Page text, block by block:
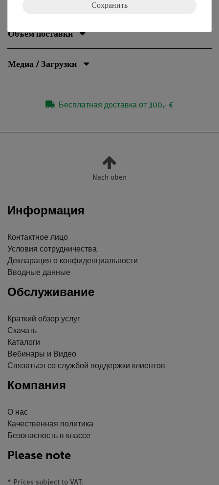
Объём поставки
Медиа / Загрузки
Бесплатная доставка от 300,- €
Nach oben
Информация
Контактное лицо
Условия сотрудничества
Декларация о конфиденциальности
Вводные данные
Обслуживание
Краткий обзор услуг
Скачать
Каталоги
Вебинары и Видео
Связаться со службой поддержки клиентов
Компания
О нас
Качественная политика
Безопасность в классе
Please note
* Prices subject to VAT.
Сохранить